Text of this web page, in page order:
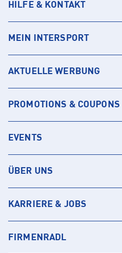
HILFE & KONTAKT
MEIN INTERSPORT
AKTUELLE WERBUNG
PROMOTIONS & COUPONS
EVENTS
ÜBER UNS
KARRIERE & JOBS
FIRMENRADL